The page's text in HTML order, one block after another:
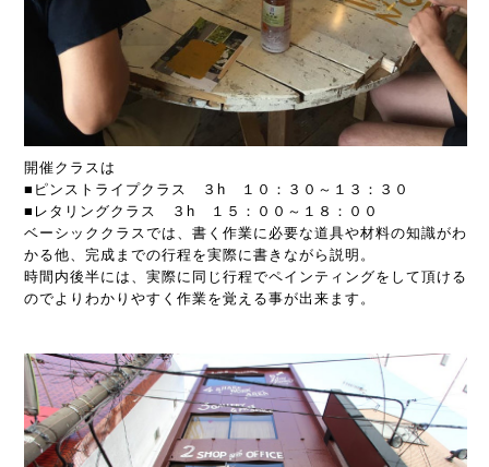
開催クラスは
■ピンストライプクラス ３h １０：３０～１３：３０
■レタリングクラス ３h １５：００～１８：００
ベーシッククラスでは、書く作業に必要な道具や材料の知識がわ
かる他、完成までの行程を実際に書きながら説明。
時間内後半には、実際に同じ行程でペインティングをして頂ける
のでよりわかりやすく作業を覚える事が出来ます。